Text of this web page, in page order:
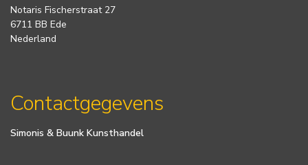
Notaris Fischerstraat 27
6711 BB Ede
Nederland
Contactgegevens
Simonis & Buunk Kunsthandel